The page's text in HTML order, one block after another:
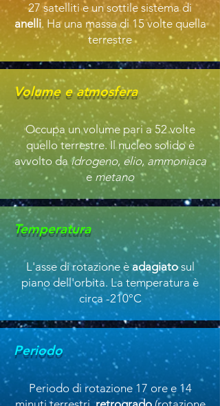
27 satelliti e un sottile sistema di
anelli. Ha una massa di 15 volte quella
terrestre
Volume e atmosfera
Occupa un volume pari a 52 volte
quello terrestre. Il nucleo solido è
avvolto daidrogeno, elio, ammoniaca
e metano
Temperatura
L'asse di rotazione èadagiatosul
piano dell'orbita. La temperatura è
circa -210°C
Periodo
Periodo di rotazione 17 ore e 14